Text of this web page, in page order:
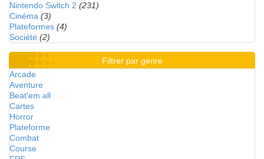
Nintendo Switch 2 (231)
Cinéma (3)
Plateformes (4)
Société (2)
Filtrer par genre
Arcade
Aventure
Beat'em all
Cartes
Horror
Plateforme
Combat
Course